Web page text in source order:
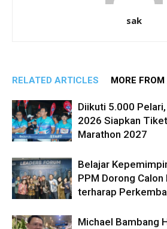
sak
RELATED ARTICLES MORE
Diikuti 5.000
2026 Siapkan
Marathon 2027
Belajar
PPM Dorong
terharap
Michael Bambang